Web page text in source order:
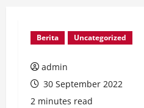
Berita Uncategorized
admin
30 September 2022
2 minutes read